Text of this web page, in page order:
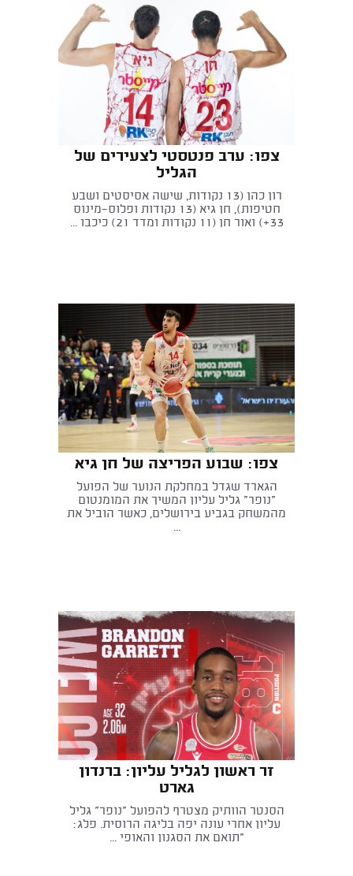
צפו: ערב פנטסטי לצעירים של
הגליל
רון כהן (13 נקודות, שישה אסיסטים ושבע
חטיפות), חן גיא (13 נקודות ופלוס-מינוס
33+) ואור חן (11 נקודות ומדד 21) כיכבו ...
צפו: שבוע הפריצה של חן גיא
הגארד שגדל במחלקת הנוער של הפועל
"נופר" גליל עליון המשיך את המומנטום
מהמשחק בגביע בירושלים, כאשר הוביל את
...
זר ראשון לגליל עליון: ברנדון
גארט
הסנטר הוותיק מצטרף להפועל "נופר" גליל
עליון אחרי עונה יפה בליגה הרוסית. פלג:
"תואם את הסגנון והאופי ...